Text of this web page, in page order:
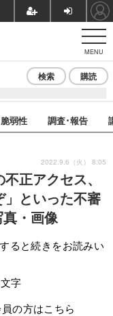
MENU
検索 購読
弱性 調査･報告
正アクセス、
」といった不審
・画像
2022.9.6（火） 8:05
ると続きをお読みい
字
の方はこちら